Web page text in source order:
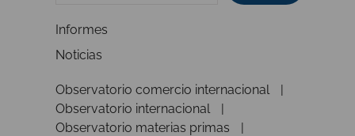
Informes
Noticias
Observatorio comercio internacional
Observatorio internacional
Observatorio materias primas